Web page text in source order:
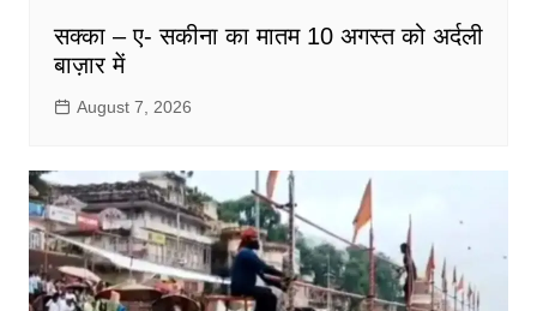
सक्का – ए- सकीना का मातम 10 अगस्त को अर्दली
बाज़ार में
August 7, 2026